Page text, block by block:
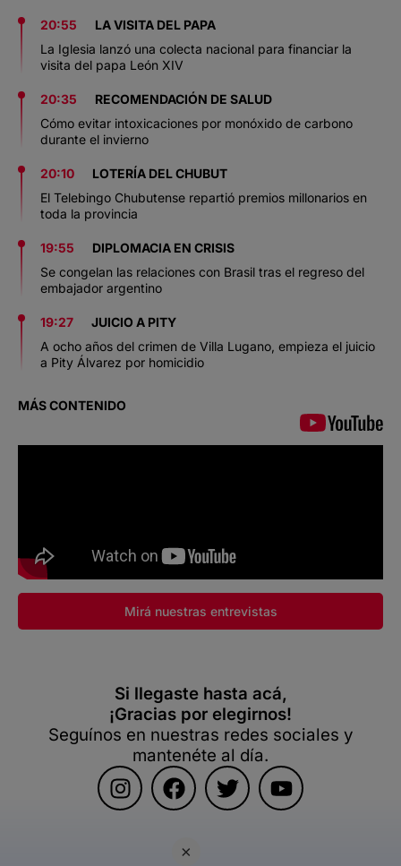
×
20:55
LA VISITA DEL PAPA
La Iglesia lanzó una colecta nacional para financiar la
visita del papa León XIV
20:35
RECOMENDACIÓN DE SALUD
Cómo evitar intoxicaciones por monóxido de carbono
durante el invierno
20:10
LOTERÍA DEL CHUBUT
El Telebingo Chubutense repartió premios millonarios en
toda la provincia
19:55
DIPLOMACIA EN CRISIS
Se congelan las relaciones con Brasil tras el regreso del
embajador argentino
19:27
JUICIO A PITY
A ocho años del crimen de Villa Lugano, empieza el juicio
a Pity Álvarez por homicidio
MÁS CONTENIDO
Mirá nuestras entrevistas
Si llegaste hasta acá,
¡Gracias por elegirnos!
Seguínos en nuestras redes sociales y
mantenéte al día.